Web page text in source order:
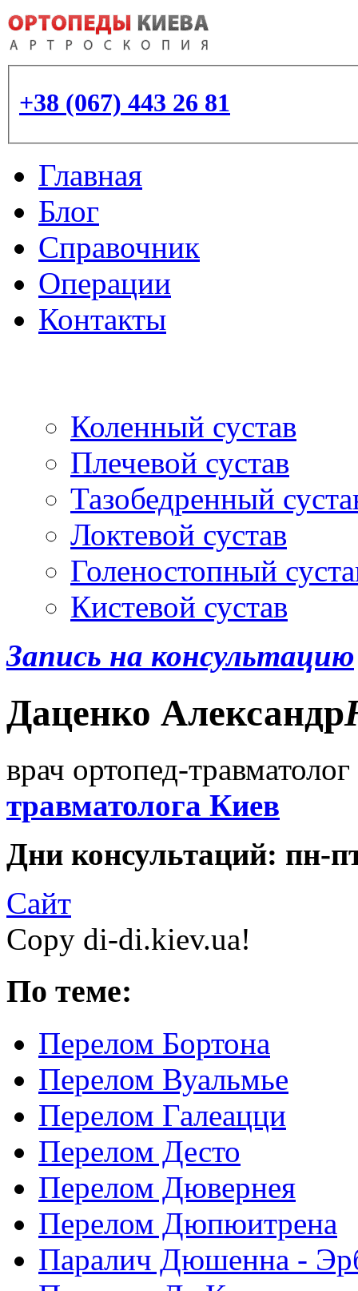
+38 (067) 443 26 81
Главная
Блог
Справочник
Операции
Контакты
Коленный сустав
Плечевой сустав
Тазобедренный
Локтевой сустав
Голеностопный
Кистевой сустав
Запись на консультацию
Даценко Александр
врач ортопед-
травматолога Киев
Дни консультаций: пн-
Сайт
Copy di-di.kiev.ua!
По теме:
Перелом Бортона
Перелом Вуальмье
Перелом Галеацци
Перелом Десто
Перелом Дювернея
Перелом Дюпюитрена
Паралич Дюшенна -